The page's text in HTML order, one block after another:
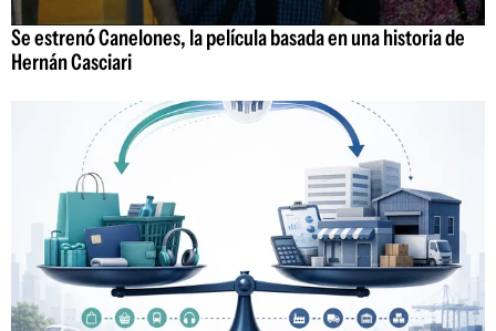
Se estrenó Canelones, la película basada en una historia de
Hernán Casciari